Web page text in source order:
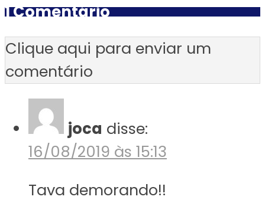
1 Comentário
Clique aqui para enviar um
comentário
joca disse:
16/08/2019 às 15:13
Tava demorando!!